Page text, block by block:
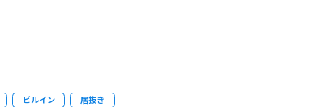
ビルイン 居抜き